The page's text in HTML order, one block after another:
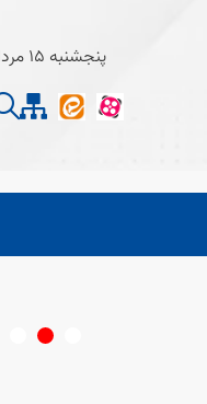
پنجشنبه 15 مرداد 1405